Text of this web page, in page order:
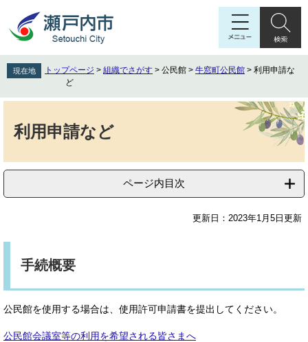
先
頭
を
飛
へ
現在地 トップページ > 組織でさがす > 公民館 > 牛窓町公民館 > 利用申請な
ど
利用申請など
ページ内目次
更新日：2023年1月5日更新
手続概要
公民館を使用する場合は、使用許可申請書を提出してください。
公民館会議室等の利用を希望される皆さまへ